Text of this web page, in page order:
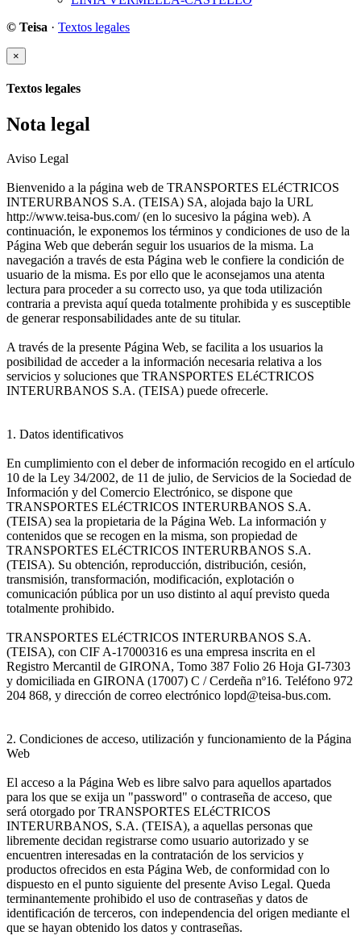
© Teisa · Textos legales
×
Textos legales
Nota legal
Aviso Legal
Bienvenido a la página web de TRANSPORTES ELéCTRICOS
INTERURBANOS S.A. (TEISA) SA, alojada bajo la URL
http://www.teisa-bus.com/ (en lo sucesivo la página web). A
continuación, le exponemos los términos y condiciones de uso de la
Página Web que deberán seguir los usuarios de la misma. La
navegación a través de esta Página web le confiere la condición de
usuario de la misma. Es por ello que le aconsejamos una atenta
lectura para proceder a su correcto uso, ya que toda utilización
contraria a prevista aquí queda totalmente prohibida y es susceptible
de generar responsabilidades ante de su titular.
A través de la presente Página Web, se facilita a los usuarios la
posibilidad de acceder a la información necesaria relativa a los
servicios y soluciones que TRANSPORTES ELéCTRICOS
INTERURBANOS S.A. (TEISA) puede ofrecerle.
1. Datos identificativos
En cumplimiento con el deber de información recogido en el artículo
10 de la Ley 34/2002, de 11 de julio, de Servicios de la Sociedad de
Información y del Comercio Electrónico, se dispone que
TRANSPORTES ELéCTRICOS INTERURBANOS S.A.
(TEISA) sea la propietaria de la Página Web. La información y
contenidos que se recogen en la misma, son propiedad de
TRANSPORTES ELéCTRICOS INTERURBANOS S.A.
(TEISA). Su obtención, reproducción, distribución, cesión,
transmisión, transformación, modificación, explotación o
comunicación pública por un uso distinto al aquí previsto queda
totalmente prohibido.
TRANSPORTES ELéCTRICOS INTERURBANOS S.A.
(TEISA), con CIF A-17000316 es una empresa inscrita en el
Registro Mercantil de GIRONA, Tomo 387 Folio 26 Hoja GI-7303
y domiciliada en GIRONA (17007) C / Cerdeña nº16. Teléfono 972
204 868, y dirección de correo electrónico lopd@teisa-bus.com.
2. Condiciones de acceso, utilización y funcionamiento de la Página
Web
El acceso a la Página Web es libre salvo para aquellos apartados
para los que se exija un "password" o contraseña de acceso, que
será otorgado por TRANSPORTES ELéCTRICOS
INTERURBANOS, S.A. (TEISA), a aquellas personas que
libremente decidan registrarse como usuario autorizado y se
encuentren interesadas en la contratación de los servicios y
productos ofrecidos en esta Página Web, de conformidad con lo
dispuesto en el punto siguiente del presente Aviso Legal. Queda
terminantemente prohibido el uso de contraseñas y datos de
identificación de terceros, con independencia del origen mediante el
que se hayan obtenido los datos y contraseñas.